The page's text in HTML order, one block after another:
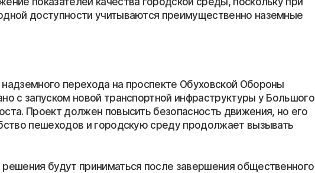
доступности учитываются преимущественно наземные
перехода на проспекте Обуховской Обороны
с запуском новой транспортной инфраструктуры у Большого
Проект должен повысить безопасность движения, но его
пешеходов и городскую среду продолжает вызывать
будут приниматься после завершения общественного